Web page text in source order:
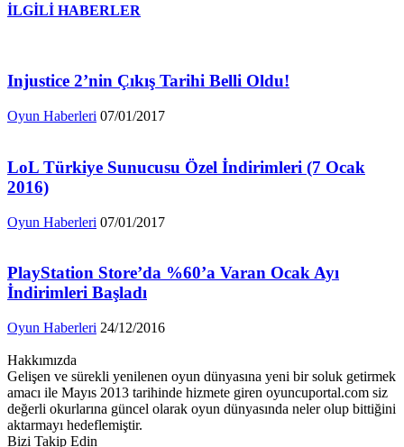
İLGİLİ HABERLER
Injustice 2’nin Çıkış Tarihi Belli Oldu!
Oyun Haberleri 07/01/2017
LoL Türkiye Sunucusu Özel İndirimleri (7 Ocak
2016)
Oyun Haberleri 07/01/2017
PlayStation Store’da %60’a Varan Ocak Ayı
İndirimleri Başladı
Oyun Haberleri 24/12/2016
Hakkımızda
Gelişen ve sürekli yenilenen oyun dünyasına yeni bir soluk getirmek
amacı ile Mayıs 2013 tarihinde hizmete giren oyuncuportal.com siz
değerli okurlarına güncel olarak oyun dünyasında neler olup bittiğini
aktarmayı hedeflemiştir.
Bizi Takip Edin